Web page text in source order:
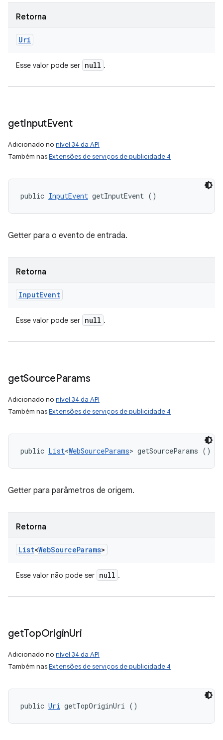
Retorna
Uri
Esse valor pode ser null .
getInputEvent
Adicionado no nível 34 da API
Também nasExtensões de serviços de publicidade 4
public InputEvent getInputEvent ()
Getter para o evento de entrada.
Retorna
InputEvent
Esse valor pode ser null .
getSourceParams
Adicionado no nível 34 da API
Também nasExtensões de serviços de publicidade 4
public List<WebSourceParams> getSourceParams ()
Getter para parâmetros de origem.
Retorna
List<WebSourceParams>
Esse valor não pode ser null .
getTopOriginUri
Adicionado no nível 34 da API
Também nasExtensões de serviços de publicidade 4
public Uri getTopOriginUri ()